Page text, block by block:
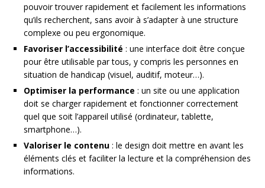
pouvoir trouver rapidement et facilement les informations
qu’ils recherchent, sans avoir à s’adapter à une structure
complexe ou peu ergonomique.
Favoriser l’accessibilité : une interface doit être conçue
pour être utilisable par tous, y compris les personnes en
situation de handicap (visuel, auditif, moteur…).
Optimiser la performance : un site ou une application
doit se charger rapidement et fonctionner correctement
quel que soit l’appareil utilisé (ordinateur, tablette,
smartphone…).
Valoriser le contenu : le design doit mettre en avant les
éléments clés et faciliter la lecture et la compréhension des
informations.